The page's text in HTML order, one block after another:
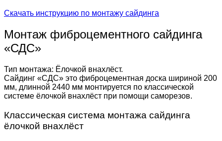
Скачать инструкцию по монтажу сайдинга
Монтаж фиброцементного сайдинга
«СДС»
Тип монтажа: Ёлочкой внахлёст.
Сайдинг «СДС» это фиброцементная доска шириной 200
мм, длинной 2440 мм монтируется по классической
системе ёлочкой внахлёст при помощи саморезов.
Классическая система монтажа сайдинга
ёлочкой внахлёст